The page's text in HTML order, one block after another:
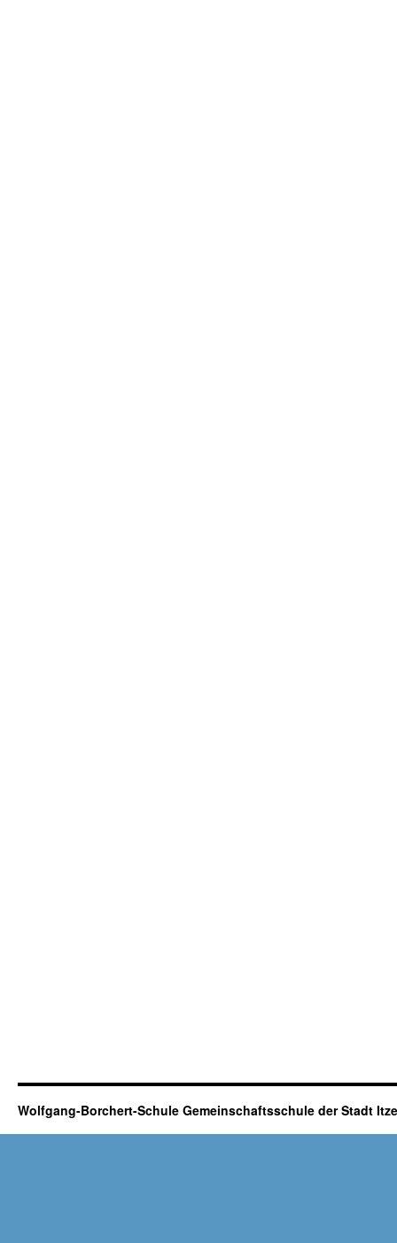
Wolfgang-Borchert-Schule Gemeinschaftsschule der Stadt